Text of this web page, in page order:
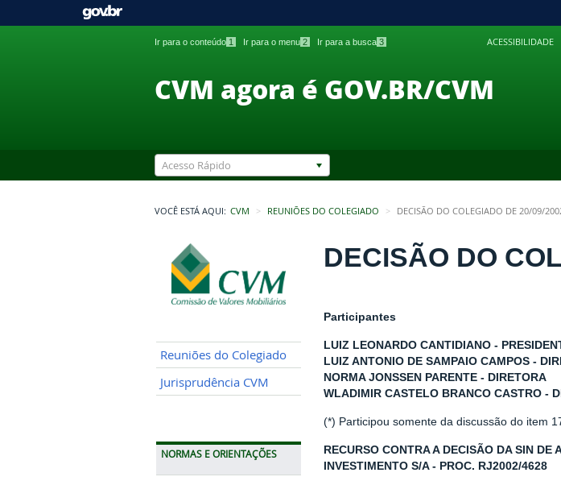
PARA
Ir para o conteúdo 1 Ir para o menu 2 Ir para a busca 3 ACESSIBILIDADE
CVM agora é GOV.BR/CVM
Acesso Rápido
VOCÊ ESTÁ AQUI: CVM REUNIÕES DO COLEGIADO DECISÃO DO COLEGIADO DE 20/09/
Reuniões do Colegiado
Jurisprudência CVM
NORMAS E ORIENTAÇÕES
DECISÃO DO
Participantes
LUIZ LEONARDO CANTIDIANO -
LUIZ ANTONIO DE SAMPAIO CAMPOS -
NORMA JONSSEN PARENTE - DIRETORA
WLADIMIR CASTELO BRANCO CASTRO -
(*) Participou somente da discussão do item
RECURSO CONTRA A DECISÃO DA SIN
INVESTIMENTO S/A - PROC. RJ2002/4628